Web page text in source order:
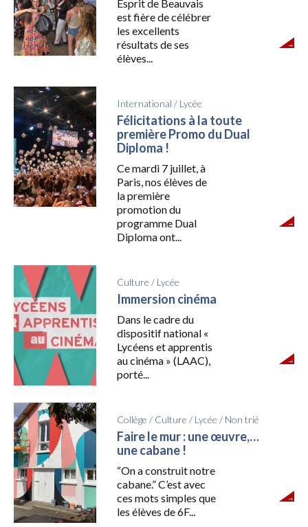
Esprit de Beauvais
est fière de célébrer
les excellents
résultats de ses
élèves...
International / Lycée
Félicitations à la toute
première Promo du Dual
Diploma !
Ce mardi 7 juillet, à
Paris, nos élèves de
la première
promotion du
programme Dual
Diploma ont...
Culture / Lycée
Immersion cinéma
Dans le cadre du
dispositif national «
Lycéens et apprentis
au cinéma » (LAAC),
porté...
Collège / Culture / Lycée / Non trié
Faire le mur : une œuvre,…
une cabane !
“On a construit notre
cabane.” C’est avec
ces mots simples que
les élèves de 6F...